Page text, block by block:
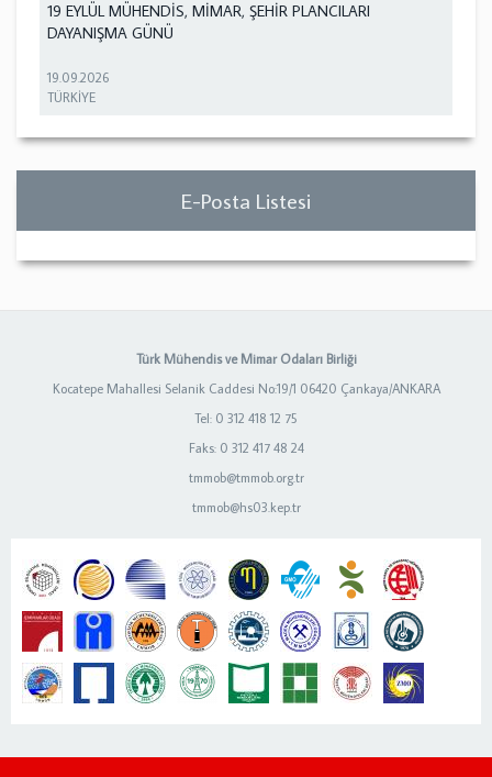
19 EYLÜL MÜHENDİS, MİMAR, ŞEHİR PLANCILARI
DAYANIŞMA GÜNÜ
19.09.2026
TÜRKİYE
E-Posta Listesi
Türk Mühendis ve Mimar Odaları Birliği
Kocatepe Mahallesi Selanik Caddesi No:19/1 06420 Çankaya/ANKARA
Tel: 0 312 418 12 75
Faks: 0 312 417 48 24
tmmob@tmmob.org.tr
tmmob@hs03.kep.tr